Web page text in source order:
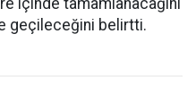
içinde tamamlanacağını
geçileceğini belirtti.